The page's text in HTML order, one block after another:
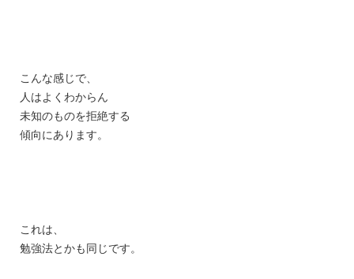
こんな感じで、
人はよくわからん
未知のものを拒絶する
傾向にあります。
これは、
勉強法とかも同じです。